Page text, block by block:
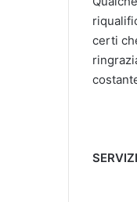
certi